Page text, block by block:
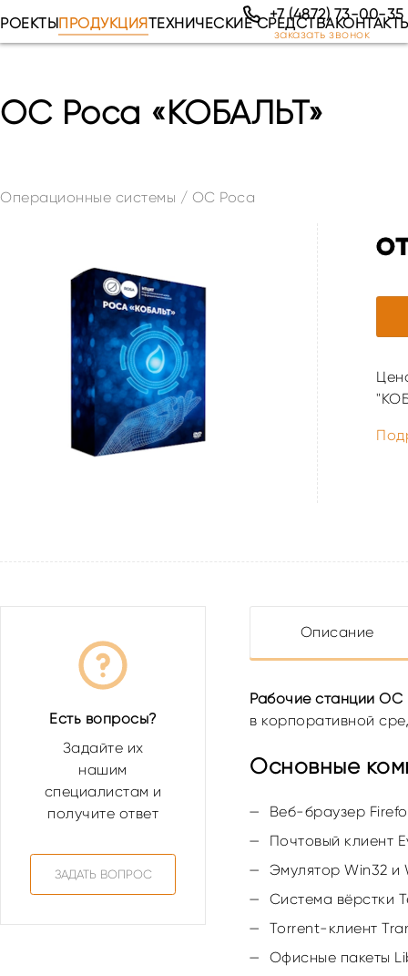
ПРОДУКЦИЯТЕХНИЧЕСКИЕ СРЕДСТВА+7 (4872) 73-00-35
заказать звонок
ОС Роса «КОБАЛЬТ»
Операционные системы / ОС Роса
Описание
Рабочие станции
в корпоративной
Основные
Веб-браузер
Почтовый клиент
Эмулятор Win32 и
Система вёрстки
Torrent-клиент
Офисные пакеты
Есть вопросы?
Задайте их
нашим
специалистам и
получите ответ
ЗАДАТЬ ВОПРОС